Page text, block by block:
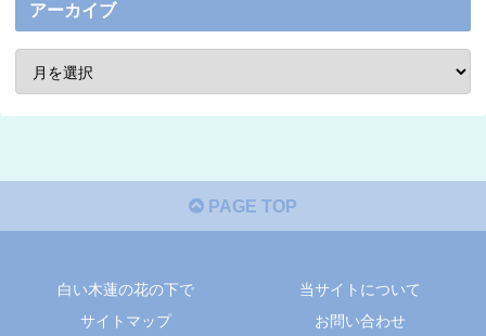
アーカイブ
PAGE TOP
白い木蓮の花の下で
当サイトについて
サイトマップ
お問い合わせ